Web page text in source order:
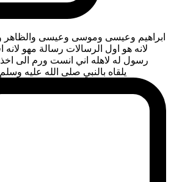
ابراهيم وعيسى وموسى وعيسى والظاهر
لانه هو اول الرسالات رسالة مهو
رسول له لاهله اني انست ورم الى
يلقاه بالنبي صلى الله عليه